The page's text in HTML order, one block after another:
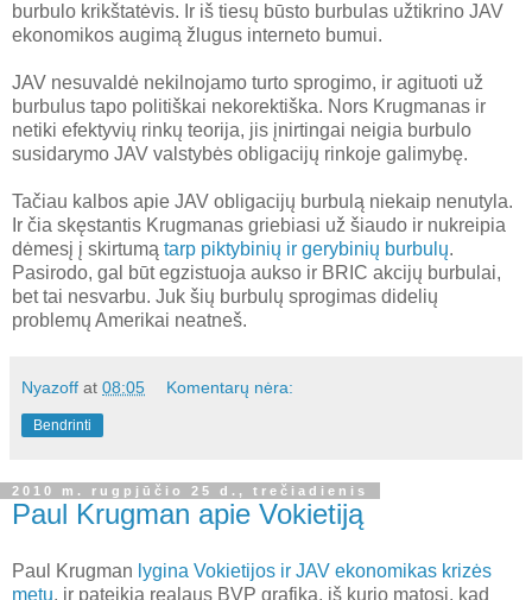
burbulo krikštatėvis. Ir iš tiesų būsto burbulas užtikrino JAV
ekonomikos augimą žlugus interneto bumui.
JAV nesuvaldė nekilnojamo turto sprogimo, ir agituoti už
burbulus tapo politiškai nekorektiška. Nors Krugmanas ir
netiki efektyvių rinkų teorija, jis įnirtingai neigia burbulo
susidarymo JAV valstybės obligacijų rinkoje galimybę.
Tačiau kalbos apie JAV obligacijų burbulą niekaip nenutyla.
Ir čia skęstantis Krugmanas griebiasi už šiaudo ir nukreipia
dėmesį į skirtumą tarp piktybinių ir gerybinių burbulų.
Pasirodo, gal būt egzistuoja aukso ir BRIC akcijų burbulai,
bet tai nesvarbu. Juk šių burbulų sprogimas didelių
problemų Amerikai neatneš.
Nyazoff at 08:05 Komentarų nėra:
Bendrinti
2010 m. rugpjūčio 25 d., trečiadienis
Paul Krugman apie Vokietiją
Paul Krugman lygina Vokietijos ir JAV ekonomikas krizės
metu, ir pateikia realaus BVP grafiką, iš kurio matosi, kad